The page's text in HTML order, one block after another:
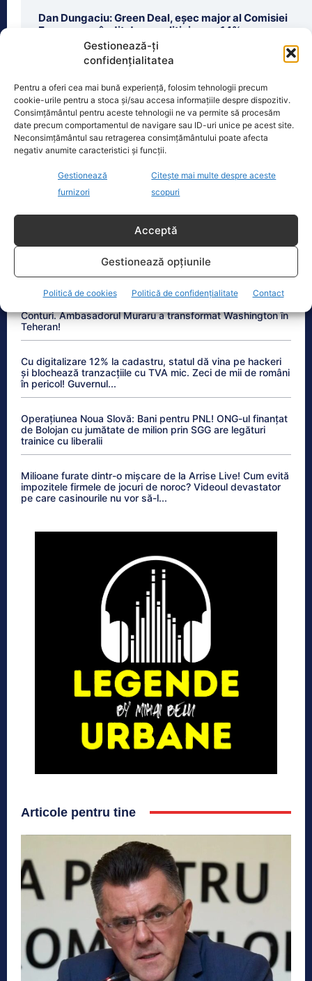
Gestionează-ți
confidențialitatea
Pentru a oferi cea mai bună experiență, folosim tehnologii precum
cookie-urile pentru a stoca și/sau accesa informațiile despre dispozitiv.
Consimțământul pentru aceste tehnologii ne va permite să procesăm
date precum comportamentul de navigare sau ID-uri unice pe acest site.
Neconsimțământul sau retragerea consimțământului poate afecta
negativ anumite caracteristici și funcții.
Gestionează
furnizori
Citește mai multe despre aceste
scopuri
Acceptă
Gestionează opțiunile
Politică de cookies Politică de confidențialitate Contact
Dan Dungaciu: Green Deal, eșec major al Comisiei
Europene, gândit de un politician cu 14% scor
majore. Sistemul funcționează sub presiune din
cauza secetei.
Critici dure ale lui Dan Dungaciu la adresa măsurilor
energetice din Republica Moldova. Un „leucoplast”
peste un „vulcan care clocotește”
Anchetele Lumea Politică
EXCLUSIV.Politician de top a agresat un octogenar! A
recunoscut cu greu fapta
Conturi. Ambasadorul Muraru a transformat Washington în
Teheran!
Cu digitalizare 12% la cadastru, statul dă vina pe hackeri
și blochează tranzacțiile cu TVA mic. Zeci de mii de români
în pericol! Guvernul...
Operațiunea Noua Slovă: Bani pentru PNL! ONG-ul finanțat
de Bolojan cu jumătate de milion prin SGG are legături
trainice cu liberalii
Milioane furate dintr-o mișcare de la Arrise Live! Cum evită
impozitele firmele de jocuri de noroc? Videoul devastator
pe care casinourile nu vor să-l...
Articole pentru tine